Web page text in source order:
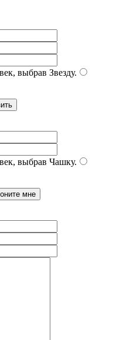
выбрав Звезду.
выбрав Чашку.